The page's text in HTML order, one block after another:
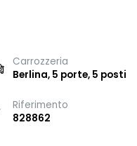
Carrozzeria
Berlina, 5 porte, 5 posti
Riferimento
828862